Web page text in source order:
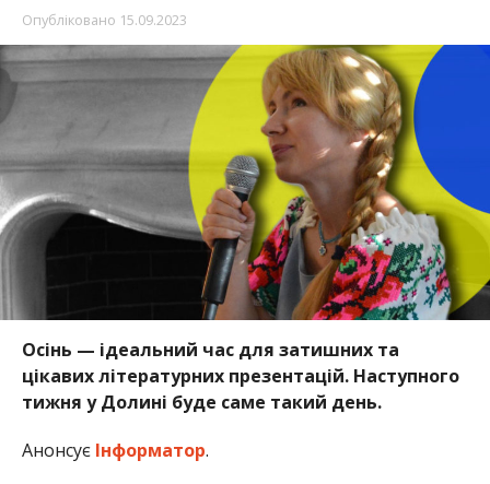
Опубліковано 15.09.2023
Осінь — ідеальний час для затишних та
цікавих літературних презентацій. Наступного
тижня у Долині буде саме такий день.
Анонсує Інформатор.